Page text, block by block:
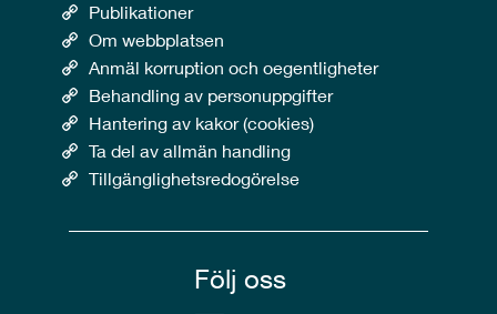
Publikationer
Om webbplatsen
Anmäl korruption och oegentligheter
Behandling av personuppgifter
Hantering av kakor (cookies)
Ta del av allmän handling
Tillgänglighetsredogörelse
Följ oss